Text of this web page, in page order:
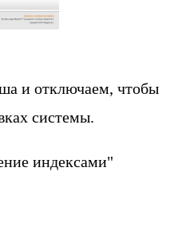
и отключаем, чтобы
системы.
индексами"